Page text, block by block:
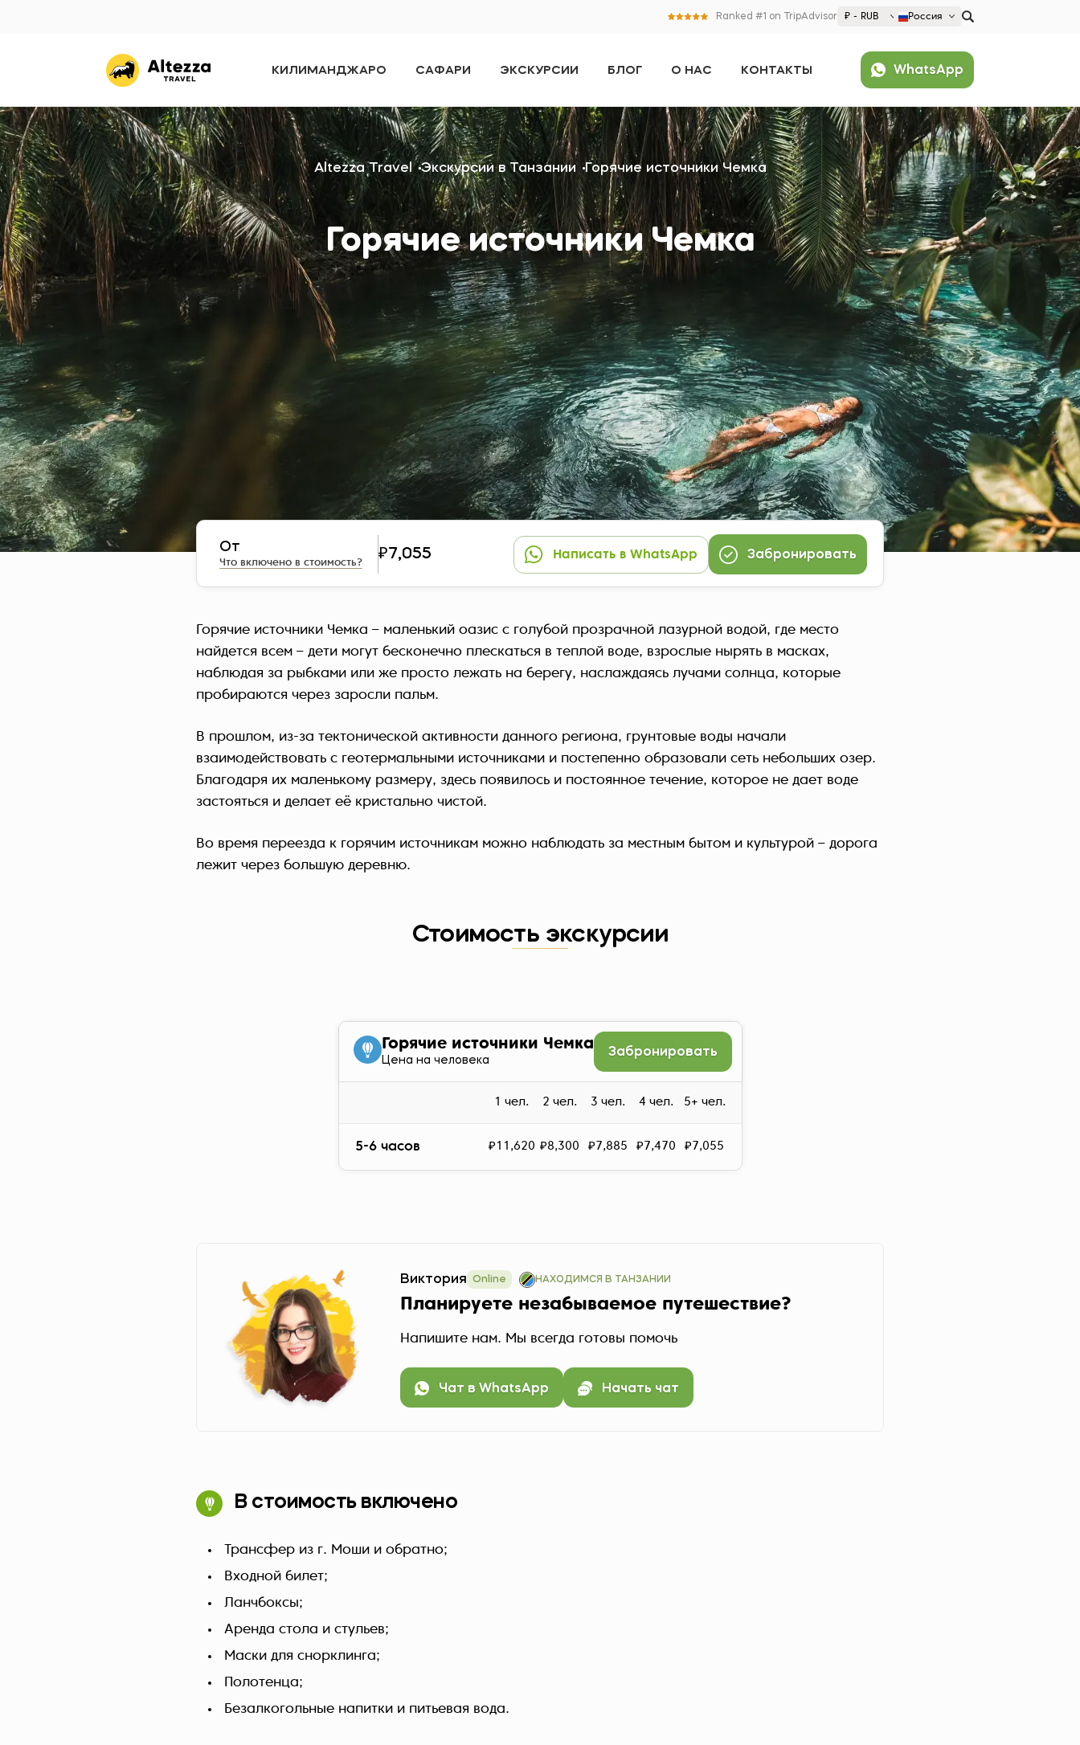
Ranked #1 on TripAdvisor ₽ - RUB
₽ RUB
Россия
United States (English)
France (Français)
Deutschland (Deutsch)
Nederland (Nederlands)
España (Español)
Americas
Argentina (Español)
United States (English)
Asia
Europe
Czech Republic (Čeština)
Danmark (Dansk)
Suomi (Suomi)
France (Français)
Deutschland (Deutsch)
Italy (Italiano)
Latvia (Latviešu)
Nederland (Nederlands)
North Macedonia (Македонски)
Україна (Українська)
КИЛИМАНДЖАРО САФАРИ ЭКСКУРСИИ БЛОГ О НАС КОНТАКТЫ WhatsApp
Altezza Travel Экскурсии в Танзании Горячие источники Чемка
Горячие источники Чемка
От
Что включено в стоимость?
₽7,055 Написать в WhatsApp Забронировать
Горячие источники Чемка – маленький оазис с голубой прозрачной лазурной водой, где место
найдется всем – дети могут бесконечно плескаться в теплой воде, взрослые нырять в масках,
наблюдая за рыбками или же просто лежать на берегу, наслаждаясь лучами солнца, которые
пробираются через заросли пальм.
В прошлом, из-за тектонической активности данного региона, грунтовые воды начали
взаимодействовать с геотермальными источниками и постепенно образовали сеть небольших озер.
Благодаря их маленькому размеру, здесь появилось и постоянное течение, которое не дает воде
застояться и делает её кристально чистой.
Во время переезда к горячим источникам можно наблюдать за местным бытом и культурой – дорога
лежит через большую деревню.
Стоимость экскурсии
Горячие источники Чемка
Цена на человека
Забронировать
1 чел. 2 чел. 3 чел. 4 чел. 5+ чел.
5-6 часов ₽11,620 ₽8,300 ₽7,885 ₽7,470 ₽7,055
Виктория Online НАХОДИМСЯ В ТАНЗАНИИ
Планируете незабываемое путешествие?
Напишите нам. Мы всегда готовы помочь
Чат в WhatsApp Начать чат
В стоимость включено
Трансфер из г. Моши и обратно;
Входной билет;
Ланчбоксы;
Аренда стола и стульев;
Маски для снорклинга;
Полотенца;
Безалкогольные напитки и питьевая вода.